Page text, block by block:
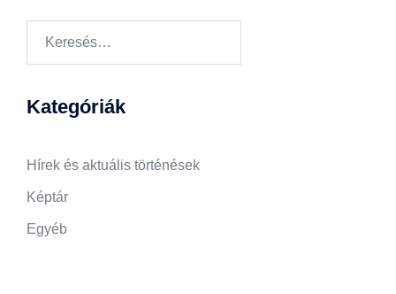
Kategóriák
Hírek és aktuális történések
Képtár
Egyéb